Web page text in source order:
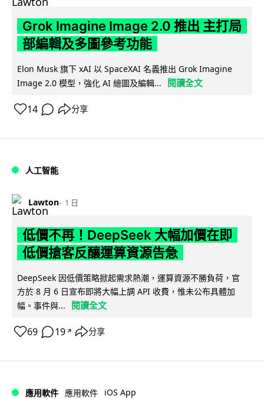
Grok Imagine Image 2.0 推出 主打局
部編輯及多圖參考功能
Elon Musk 旗下 xAI 以 SpaceXAI 名義推出 Grok Imagine
Image 2.0 模型，強化 AI 繪圖及編輯...
閱讀全文
14 分享
人工智能
Lawton 1 日
低價不再！DeepSeek 大幅加價在即
低價搶客反釀運算資源告急
DeepSeek 因低價策略掀起需求熱潮，運算資源不勝負荷，官
方於 8 月 6 日宣布即將大幅上調 API 收費，惟未公布具體加
幅。事件與...
閱讀全文
69 19 ↗ 分享
應用軟件 應用軟件 iOS App